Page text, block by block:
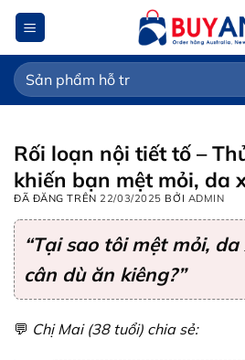
Chuyển
đến
nội
dung
Tìm
kiếm:
Rối loạn nội tiết tố –
khiến bạn mệt mỏi, da
ĐÃ ĐĂNG TRÊN22/03/2025 BỞI ADMIN
“Tại sao tôi mệt mỏi,
cân dù ăn kiêng?”
💬 Chị Mai (38 tuổi) chia sẻ: